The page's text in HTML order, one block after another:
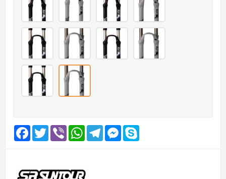
Facebook
TwitterViber WhatsAppTelegramMessenger